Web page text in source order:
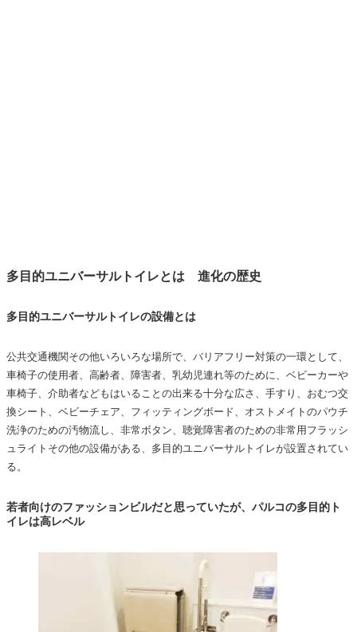
多目的ユニバーサルトイレとは 進化の歴史
多目的ユニバーサルトイレの設備とは
公共交通機関その他いろいろな場所で、バリアフリー対策の一環として、
車椅子の使用者、高齢者、障害者、乳幼児連れ等のために、ベビーカーや
車椅子、介助者などもはいることの出来る十分な広さ、手すり、おむつ交
換シート、ベビーチェア、フィッティングボード、オストメイトのパウチ
洗浄のための汚物流し、非常ボタン、聴覚障害者のための非常用フラッシ
ュライトその他の設備がある、多目的ユニバーサルトイレが設置されてい
る。
若者向けのファッションビルだと思っていたが、パルコの多目的ト
イレは高レベル